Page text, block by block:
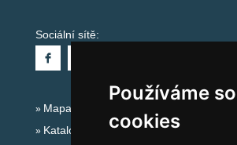
Používáme
cookies
Sociální sítě:
Mapa serveru Alpy - Německo
Katalog ubytování